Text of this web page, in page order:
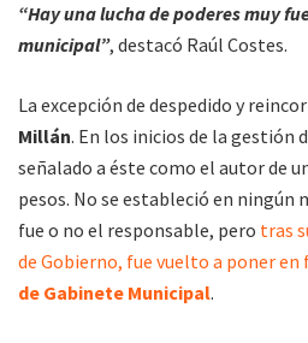
“Hay una lucha de poderes muy
municipal”, destacó Raúl Costes.
La excepción de despedido y
Millán. En los inicios de la gestión
señalado a éste como el autor de
pesos. No se estableció en
fue o no el responsable, pero tras
de Gobierno, fue vuelto a poner
de Gabinete Municipal.